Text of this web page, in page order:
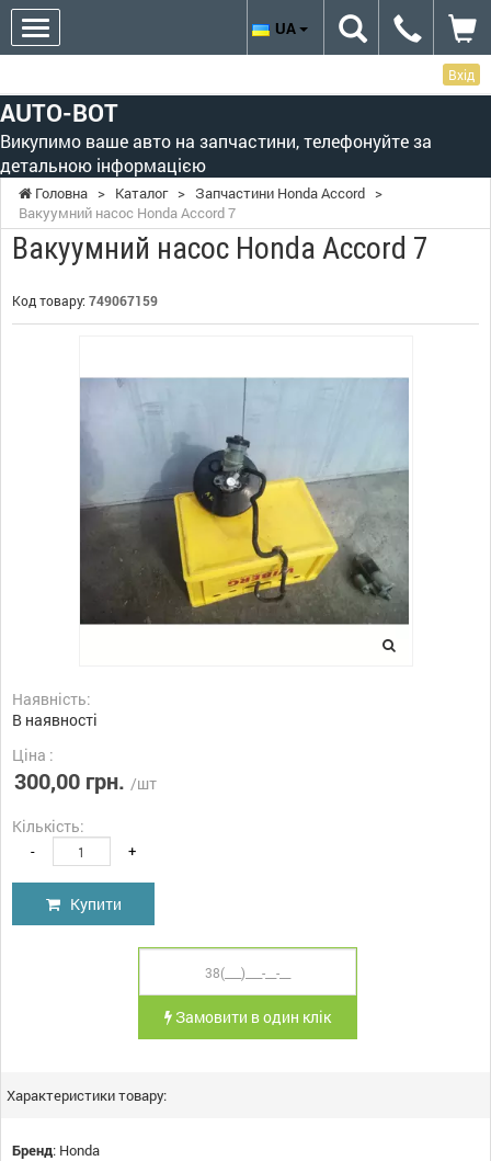
Вхід
AUTO-BOT
Викупимо ваше авто на запчастини, телефонуйте за
детальною інформацією
UA
Головна > Каталог > Запчастини Honda Accord >
Вакуумний насос Honda Accord 7
Вакуумний насос Honda Accord 7
Код товару: 749067159
Наявність:
В наявності
Ціна :
300,00 грн. /шт
Кількість:
- +
Купити
Замовити в один клік
Характеристики товару:
Бренд: Honda